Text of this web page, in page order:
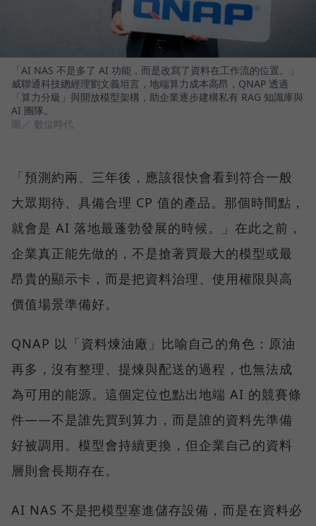
「AI NAS 不是多了 AI 功能，而是改寫了資料在工作流的位置。」
威聯通科技總經理劉文義坦言，地端算力成本高昂，QNAP 透過
「算力分級」與開放模型架構，助企業逐步建構私有 RAG 知識庫與
AI 團隊。
圖／ 數位時代
「預測約兩、三年後，應該很快會看到符合一般
大眾期待、具備合理 CP 值的產品。那個時間點，
就會是 AI 落地最蓬勃發展的時候。」在此之前，
企業真正能先做的，不是搶著買最大的模型或最
昂貴的顯示卡，而是把資料治理、使用權限與高
價值場景準備好。
QNAP 以「資料煉油廠」比喻自己的角色：原油
再多，沒有整理、提煉與配送的過程，也無法成
為可用的能源。這個定位也點出地端 AI 的競賽條
件——不是誰先買到算力，而是誰的資料先準備
好被調用。模型會持續更換，但企業自己的資料
層則會長期存在。
AI NAS 不是把模型塞進儲存設備，而是在資料必